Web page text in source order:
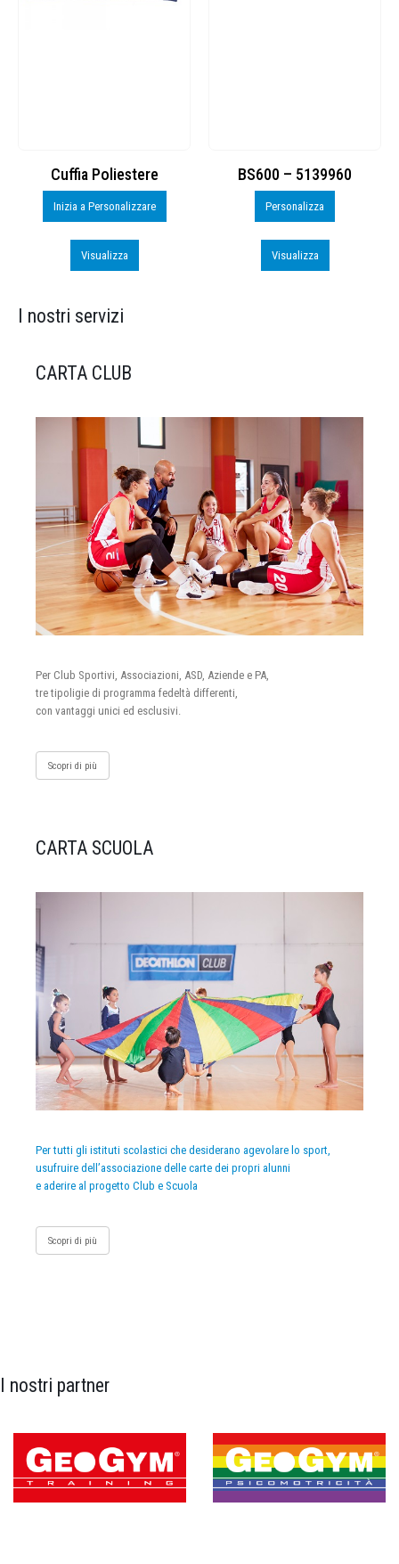
Cuffia Poliestere
Inizia a Personalizzare
Visualizza
BS600 – 5139960
Personalizza
Visualizza
I nostri servizi
CARTA CLUB
Per Club Sportivi, Associazioni, ASD, Aziende e PA,
tre tipoligie di programma fedeltà differenti,
con vantaggi unici ed esclusivi.
Scopri di più
CARTA SCUOLA
Per tutti gli istituti scolastici che desiderano agevolare lo sport,
usufruire dell’associazione delle carte dei propri alunni
e aderire al progetto Club e Scuola
Scopri di più
I nostri partner